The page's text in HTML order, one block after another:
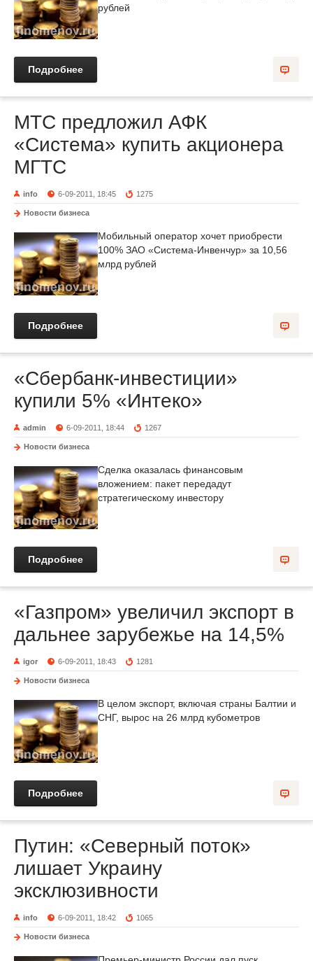
рублей
Подробнее
МТС предложил АФК
«Система» купить акционера
МГТС
info 6-09-2011, 18:45 1275
Новости бизнеса
Мобильный оператор хочет приобрести
100% ЗАО «Система-Инвенчур» за 10,56
млрд рублей
Подробнее
«Сбербанк-инвестиции»
купили 5% «Интеко»
admin 6-09-2011, 18:44 1267
Новости бизнеса
Сделка оказалась финансовым
вложением: пакет передадут
стратегическому инвестору
Подробнее
«Газпром» увеличил экспорт в
дальнее зарубежье на 14,5%
igor 6-09-2011, 18:43 1281
Новости бизнеса
В целом экспорт, включая страны Балтии и
СНГ, вырос на 26 млрд кубометров
Подробнее
Путин: «Северный поток»
лишает Украину
эксклюзивности
info 6-09-2011, 18:42 1065
Новости бизнеса